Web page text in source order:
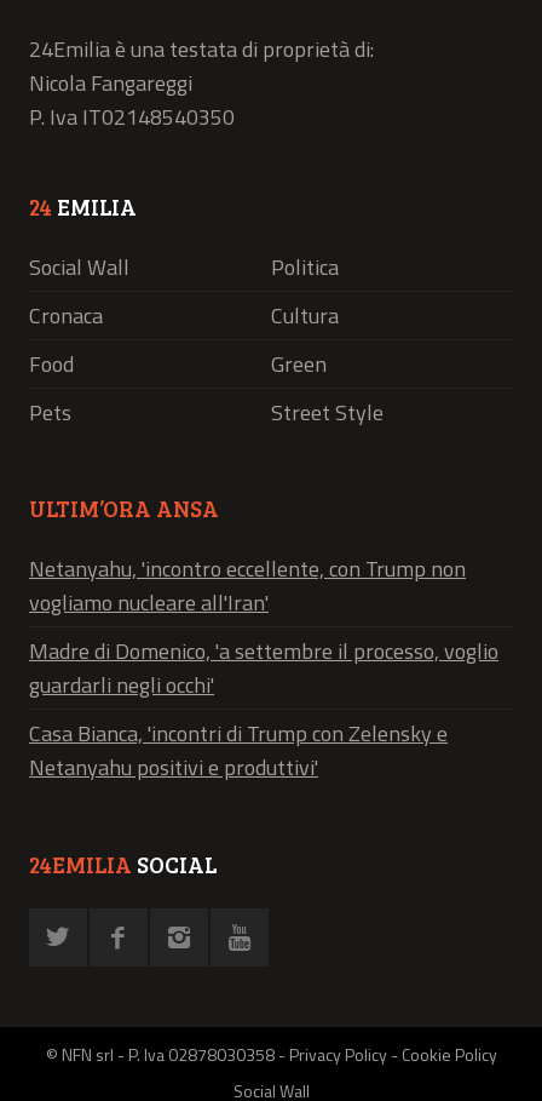
24Emilia è una testata di proprietà di:
Nicola Fangareggi
P. Iva IT02148540350
24 EMILIA
Social Wall
Politica
Cronaca
Cultura
Food
Green
Pets
Street Style
ULTIM’ORA ANSA
Netanyahu, 'incontro eccellente, con Trump non
vogliamo nucleare all'Iran'
Madre di Domenico, 'a settembre il processo, voglio
guardarli negli occhi'
Casa Bianca, 'incontri di Trump con Zelensky e
Netanyahu positivi e produttivi'
24EMILIA SOCIAL
© NFN srl - P. Iva 02878030358 -Privacy Policy-Cookie Policy
Social Wall